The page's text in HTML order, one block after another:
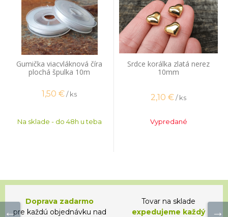
Gumička viacvláknová číra
plochá špulka 10m
1,50 €/ ks
Na sklade - do 48h u teba
Srdce korálka zlatá nerez
10mm
2,10 €/ ks
Vypredané
Doprava zadarmo
pre každú objednávku nad
Tovar na sklade
expedujeme každý